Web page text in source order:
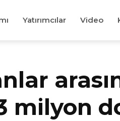
Yatırımcılar Video
milyon